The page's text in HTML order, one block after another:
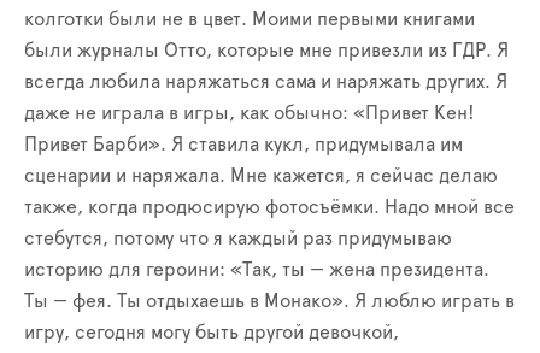
колготки были не в цвет. Моими первыми книгами
были журналы Отто, которые мне привезли из ГДР. Я
всегда любила наряжаться сама и наряжать других. Я
даже не играла в игры, как обычно: «Привет Кен!
Привет Барби». Я ставила кукл, придумывала им
сценарии и наряжала. Мне кажется, я сейчас делаю
также, когда продюсирую фотосъёмки. Надо мной все
стебутся, потому что я каждый раз придумываю
историю для героини: «Так, ты — жена президента.
Ты — фея. Ты отдыхаешь в Монако». Я люблю играть в
игру, сегодня могу быть другой девочкой,